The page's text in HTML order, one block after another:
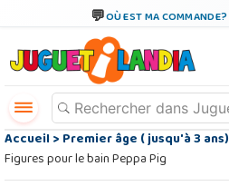
OÙ EST MA COMMANDE?
Accueil>Premier âge ( jusqu'à 3 ans)
Figures pour le bain Peppa Pig